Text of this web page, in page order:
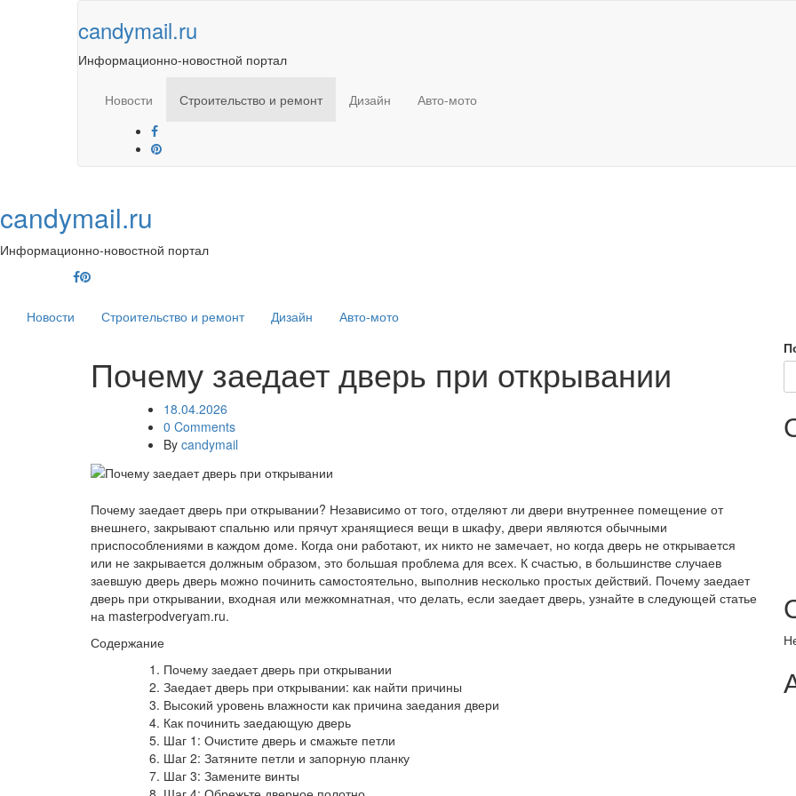
candymail.ru
Информационно-новостной портал
Новости Строительство и ремонт Дизайн Авто-мото
candymail.ru
Информационно-новостной портал
Новости Строительство и ремонт Дизайн Авто-мото
Почему заедает дверь при открывании
18.04.2026
0 Comments
By candymail
Почему заедает дверь при открывании? Независимо от того, отделяют ли двери внутреннее помещение от
внешнего, закрывают спальню или прячут хранящиеся вещи в шкафу, двери являются обычными
приспособлениями в каждом доме. Когда они работают, их никто не замечает, но когда дверь не открывается
или не закрывается должным образом, это большая проблема для всех. К счастью, в большинстве случаев
заевшую дверь дверь можно починить самостоятельно, выполнив несколько простых действий. Почему заедает
дверь при открывании, входная или межкомнатная, что делать, если заедает дверь, узнайте в следующей статье
на masterpodveryam.ru.
Содержание
Почему заедает дверь при открывании
Заедает дверь при открывании: как найти причины
Высокий уровень влажности как причина заедания двери
Как починить заедающую дверь
Шаг 1: Очистите дверь и смажьте петли
Шаг 2: Затяните петли и запорную планку
Шаг 3: Замените винты